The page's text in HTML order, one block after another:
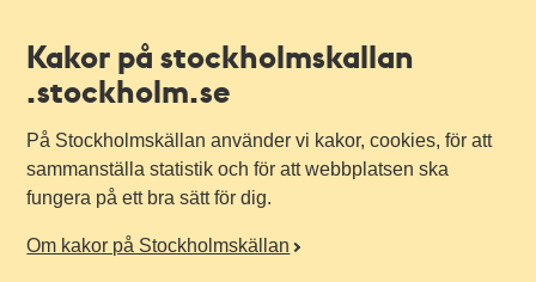
Kakor på stockholmskallan
.stockholm.se
På Stockholmskällan använder vi kakor, cookies, för att
sammanställa statistik och för att webbplatsen ska
fungera på ett bra sätt för dig.
Om kakor på Stockholmskällan